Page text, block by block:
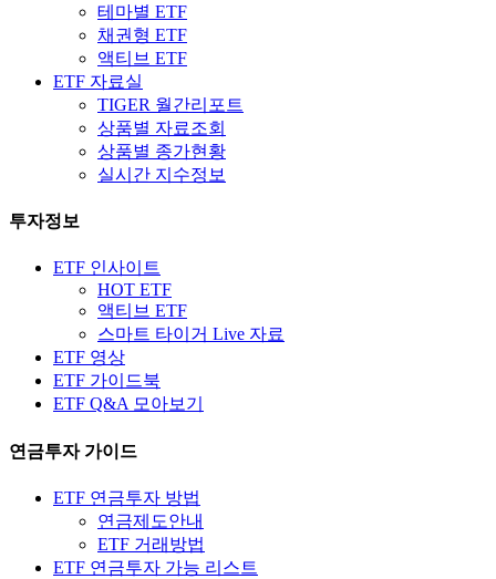
테마별 ETF
채권형 ETF
액티브 ETF
ETF 자료실
TIGER 월간리포트
상품별 자료조회
상품별 종가현황
실시간 지수정보
투자정보
ETF 인사이트
HOT ETF
액티브 ETF
스마트 타이거 Live 자료
ETF 영상
ETF 가이드북
ETF Q&A 모아보기
연금투자 가이드
ETF 연금투자 방법
연금제도안내
ETF 거래방법
ETF 연금투자 가능 리스트